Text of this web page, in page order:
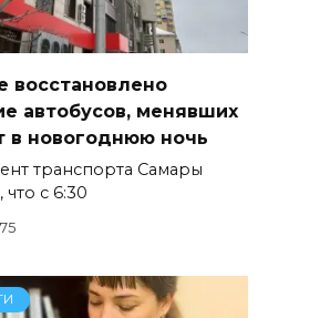
восстановлено
автобусов, менявших
в новогоднюю ночь
транспорта Самары
с 6:30
75